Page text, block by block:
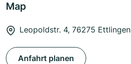
Map
Leopoldstr. 4, 76275 Ettlingen
Anfahrt planen